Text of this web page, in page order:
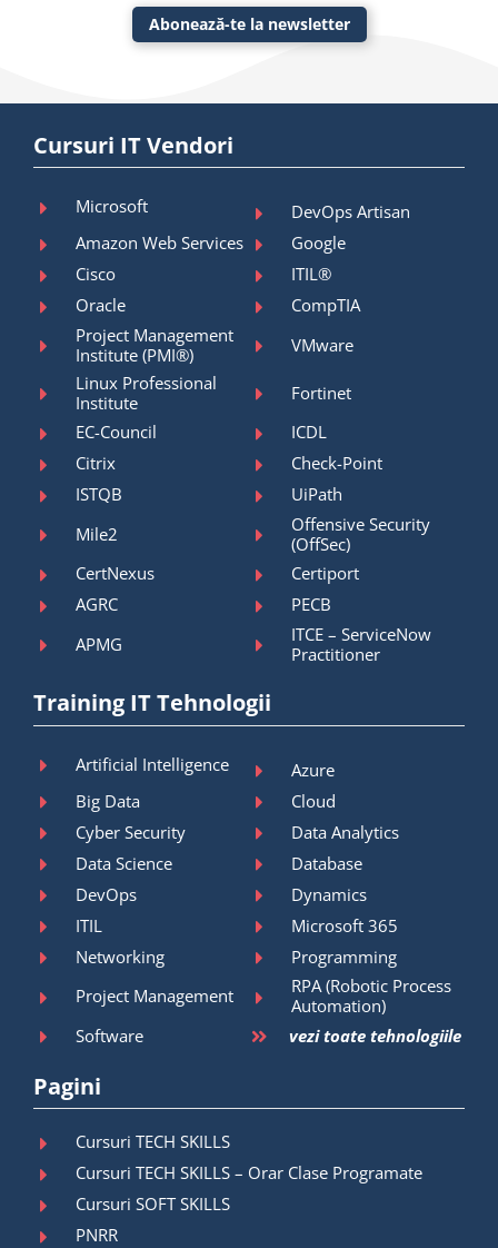
Abonează-te la newsletter
Cursuri IT Vendori
Microsoft
DevOps Artisan
Amazon Web Services
Google
Cisco
ITIL®
Oracle
CompTIA
Project Management
Institute (PMI®)
VMware
Linux Professional
Institute
Fortinet
EC-Council
ICDL
Citrix
Check-Point
ISTQB
UiPath
Mile2
Offensive Security
(OffSec)
CertNexus
Certiport
AGRC
PECB
APMG
ITCE – ServiceNow
Practitioner
Training IT Tehnologii
Artificial Intelligence
Azure
Big Data
Cloud
Cyber Security
Data Analytics
Data Science
Database
DevOps
Dynamics
ITIL
Microsoft 365
Networking
Programming
Project Management
RPA (Robotic Process
Automation)
Software
vezi toate tehnologiile
Pagini
Cursuri TECH SKILLS
Cursuri TECH SKILLS – Orar Clase Programate
Cursuri SOFT SKILLS
PNRR